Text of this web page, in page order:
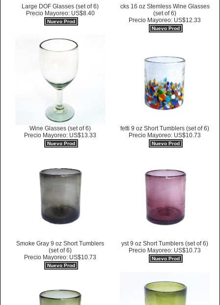
Large DOF Glasses (set of 6)
Precio Mayoreo: US$8.40
Nuevo Prod
cks 16 oz Stemless Wine Glasses
(set of 6)
Precio Mayoreo: US$12.33
Nuevo Prod
Wine Glasses (set of 6)
Precio Mayoreo: US$13.33
Nuevo Prod
fetti 9 oz Short Tumblers (set of 6)
Precio Mayoreo: US$10.73
Nuevo Prod
Smoke Gray 9 oz Short Tumblers
(set of 6)
Precio Mayoreo: US$10.73
Nuevo Prod
yst 9 oz Short Tumblers (set of 6)
Precio Mayoreo: US$10.73
Nuevo Prod